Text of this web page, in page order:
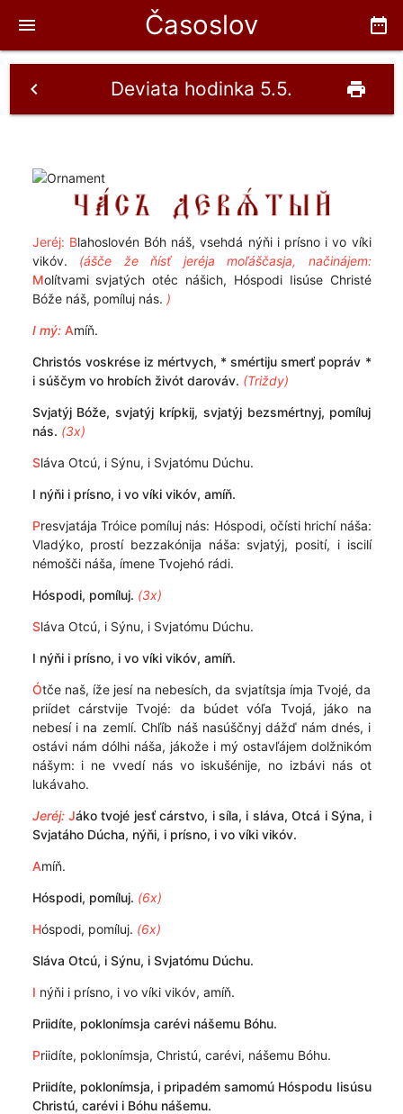
Časoslov date_range
menu
Deviata hodinka 5.5.
chevron_left print
Jeréj: Blahoslovén Bóh náš, vsehdá nýňi i prísno i vo víki
vikóv. (ášče že ňísť jeréja moľáščasja, načinájem:
Molítvami svjatých otéc nášich, Hóspodi Iisúse Christé
Bóže náš, pomíluj nás. )
I mý: Amíň.
Christós voskrése iz mértvych, * smértiju smerť popráv *
i súščym vo hrobích živót darováv. (Triždy)
Svjatýj Bóže, svjatýj krípkij, svjatýj bezsmértnyj, pomíluj
nás. (3x)
Sláva Otcú, i Sýnu, i Svjatómu Dúchu.
I nýňi i prísno, i vo víki vikóv, amíň.
Presvjatája Tróice pomíluj nás: Hóspodi, očísti hrichí náša:
Vladýko, prostí bezzakónija náša: svjatýj, posití, i iscilí
némošči náša, ímene Tvojehó rádi.
Hóspodi, pomíluj. (3x)
Sláva Otcú, i Sýnu, i Svjatómu Dúchu.
I nýňi i prísno, i vo víki vikóv, amíň.
Ótče naš, íže jesí na nebesích, da svjatítsja ímja Tvojé, da
priídet cárstvije Tvojé: da búdet vóľa Tvojá, jáko na
nebesí i na zemlí. Chľíb náš nasúščnyj dážď nám dnés, i
ostávi nám dólhi náša, jákože i mý ostavľájem dolžnikóm
nášym: i ne vvedí nás vo iskušénije, no izbávi nás ot
lukávaho.
Jeréj: Jáko tvojé jesť cárstvo, i síla, i sláva, Otcá i Sýna, i
Svjatáho Dúcha, nýňi, i prísno, i vo víki vikóv.
Amíň.
Hóspodi, pomíluj. (6x)
Hóspodi, pomíluj. (6x)
Sláva Otcú, i Sýnu, i Svjatómu Dúchu.
I nýňi i prísno, i vo víki vikóv, amíň.
Priidíte, poklonímsja carévi nášemu Bóhu.
Priidíte, poklonímsja, Christú, carévi, nášemu Bóhu.
Priidíte, poklonímsja, i pripadém samomú Hóspodu Iisúsu
Christú, carévi i Bóhu nášemu.